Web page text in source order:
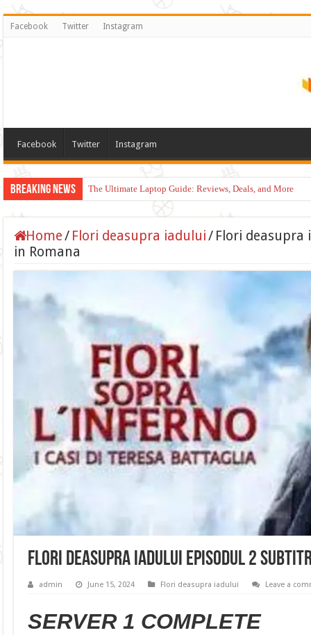
Facebook Twitter Instagram
Facebook Twitter Instagram
Breaking News The Ultimate Laptop Guide: Reviews, Deals, and More
Home/ Flori deasupra iadului/ Flori
in Romana
Flori deasupra iadului Episodul 2
admin June 15, 2024 Flori deasupra iadului Leave a
SERVER 1 COMPLETE